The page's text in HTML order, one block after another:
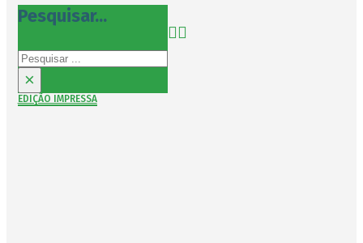
Pesquisar...
Pesquisar
×
EDIÇÃO IMPRESSA